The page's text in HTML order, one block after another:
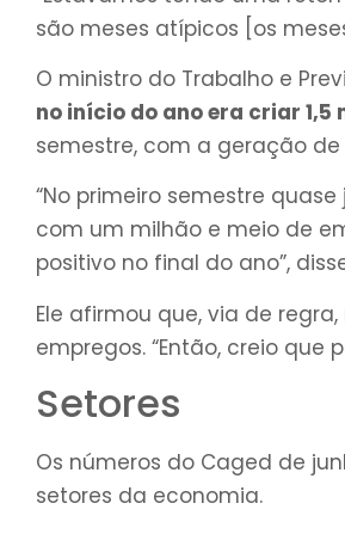
são meses atípicos [os
O ministro do Trabalho e
no início do ano era criar
semestre, com a geração
“No primeiro semestre
com um milhão e meio de
positivo no final do ano”,
Ele afirmou que, via de
empregos. “Então, creio que
Setores
Os números do Caged de
setores da economia.